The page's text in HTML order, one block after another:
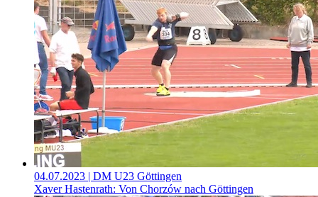
04.07.2023 | DM U23 Göttingen
Xaver Hastenrath: Von Chorzów nach Göttingen